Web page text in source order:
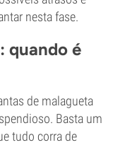
nesta fase.
quando é
de malagueta
Basta um
tudo corra de